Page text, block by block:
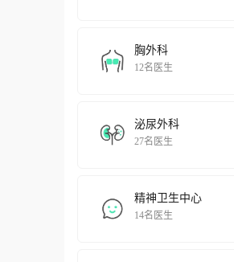
胸外科
12名医生
泌尿外科
27名医生
精神卫生中心
14名医生